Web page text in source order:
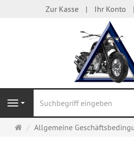
Zur Kasse Ihr Konto
Navigation
Startseite
Allgemeine